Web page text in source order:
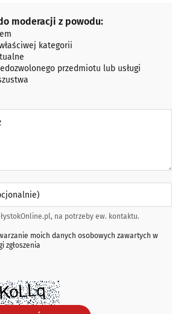
z powodu:
moderacji z powodu:
kategorii
przedmiotu lub usługi
na potrzeby ew. kontaktu.
moich danych osobowych zawartych w
zgłoszenia